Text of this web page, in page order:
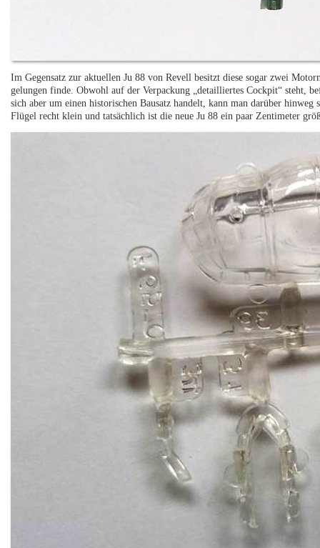
Im Gegensatz zur aktuellen Ju 88 von Revell besitzt diese sogar zwei
gelungen finde. Obwohl auf der Verpackung „detailliertes Cockpit“ steht,
sich aber um einen historischen Bausatz handelt, kann man darüber
Flügel recht klein und tatsächlich ist die neue Ju 88 ein paar Zentimeter